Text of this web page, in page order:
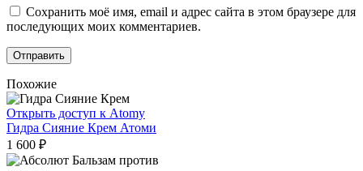
Сохранить моё имя, email и адрес сайта в этом браузере для
последующих моих комментариев.
Похожие
Открыть доступ к Atomy
Гидра Сияние Крем Атоми
1 600 ₽